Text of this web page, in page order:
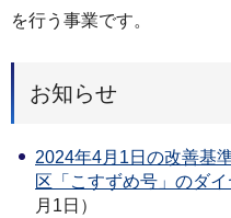
を行う事業です。
お知らせ
2024年4月1日の改善基
区「こすずめ号」のダイ
月1日）